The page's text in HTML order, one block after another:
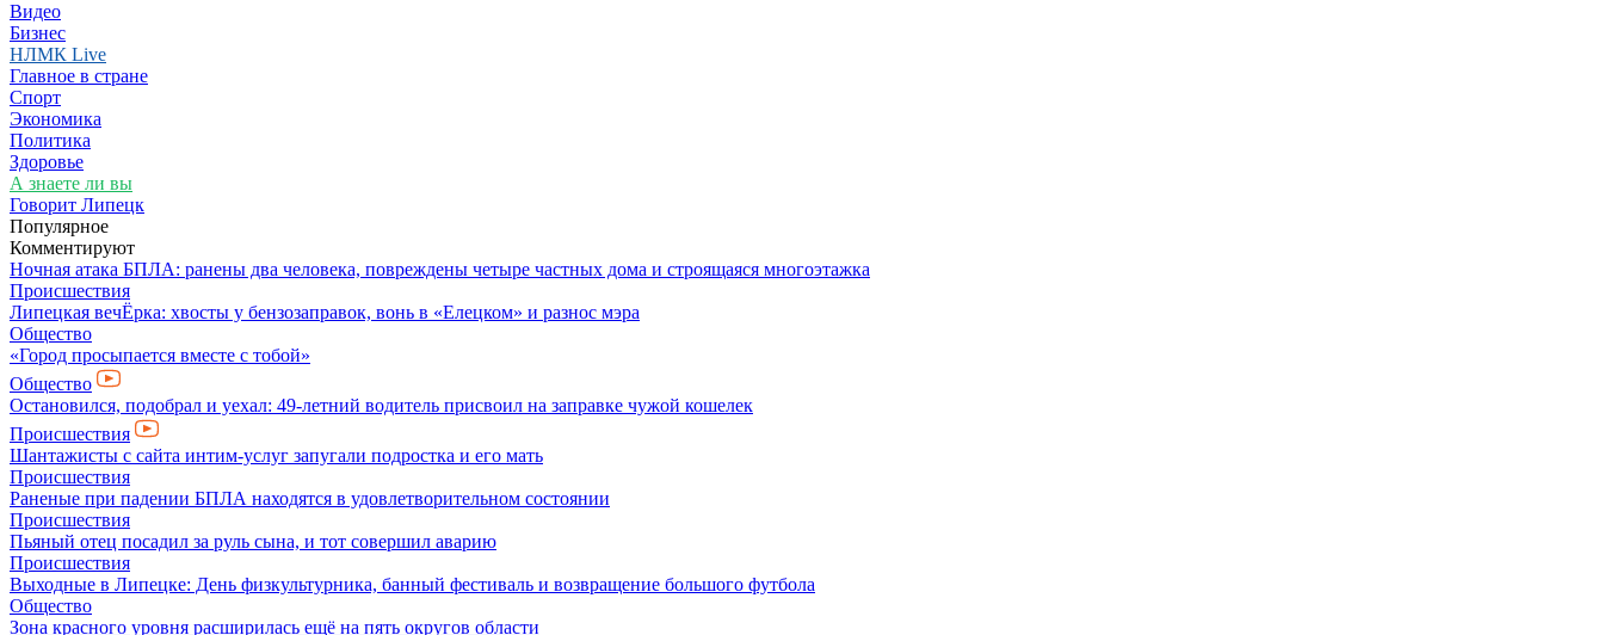
Видео
Бизнес
НЛМК Live
Главное в стране
Спорт
Экономика
Политика
Здоровье
А знаете ли вы
Говорит Липецк
Популярное
Комментируют
Ночная атака БПЛА: ранены два человека, повреждены четыре частных дома и строящаяся многоэтажка
Происшествия
Липецкая вечЁрка: хвосты у бензозаправок, вонь в «Елецком» и разнос мэра
Общество
«Город просыпается вместе с тобой»
Общество
Остановился, подобрал и уехал: 49-летний водитель присвоил на заправке чужой кошелек
Происшествия
Шантажисты с сайта интим-услуг запугали подростка и его мать
Происшествия
Раненые при падении БПЛА находятся в удовлетворительном состоянии
Происшествия
Пьяный отец посадил за руль сына, и тот совершил аварию
Происшествия
Выходные в Липецке: День физкультурника, банный фестиваль и возвращение большого футбола
Общество
Зона красного уровня расширилась ещё на пять округов области